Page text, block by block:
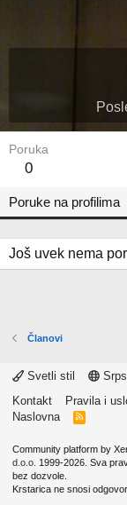
Poruka
0
Poruke na profilima
Još uvek nema
Članovi
Svetli stil
Kontakt
Pravila i
Naslovna
R
Community platform by
d.o.o. 1999-2026. Sva
bez dozvole.
Krstarica ne snosi